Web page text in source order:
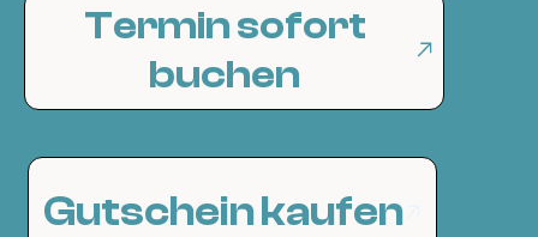
Termin sofort
buchen
Gutschein kaufen